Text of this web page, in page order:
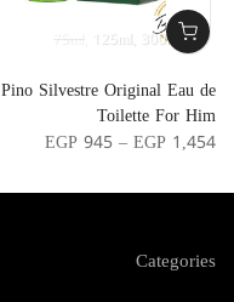
75ml 125ml 300ml
Pino Silvestre Original Eau de
Toilette For Him
EGP 945 – EGP 1,454
Categories